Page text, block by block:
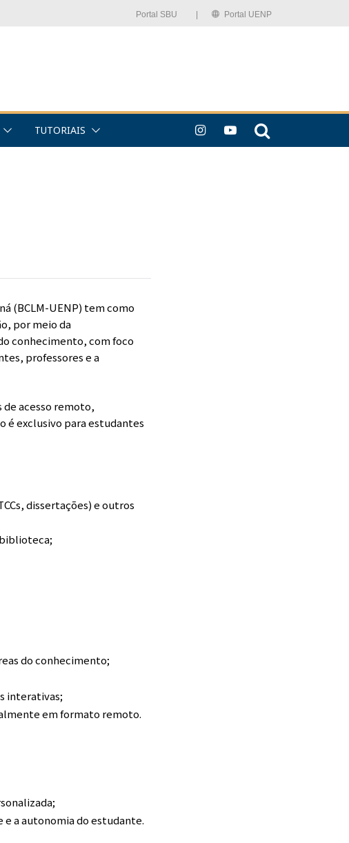
Portal SBU⠀⠀⠀| Portal UENP
TUTORIAIS
(BCLM-UENP) tem como
por meio da
conhecimento, com foco
professores e a
acesso remoto,
é exclusivo para estudantes
dissertações) e outros
do conhecimento;
interativas;
em formato remoto.
a autonomia do estudante.